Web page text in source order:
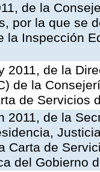
de la
por la que se
la Inspección
2011, de la
de la
de Servicios
2011, de la
Carta de
del Gobierno